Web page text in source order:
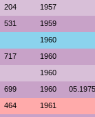
204 1957
531 1959
1960
717 1960
1960
699 1960 05.1975
464 1961